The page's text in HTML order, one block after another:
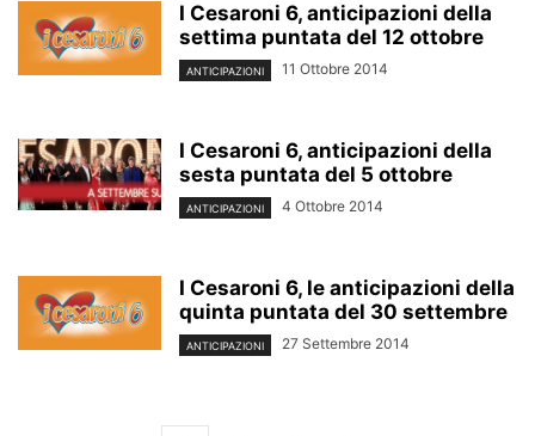
I Cesaroni 6, anticipazioni della
settima puntata del 12 ottobre
ANTICIPAZIONI 11 Ottobre 2014
I Cesaroni 6, anticipazioni della
sesta puntata del 5 ottobre
ANTICIPAZIONI 4 Ottobre 2014
I Cesaroni 6, le anticipazioni della
quinta puntata del 30 settembre
ANTICIPAZIONI 27 Settembre 2014